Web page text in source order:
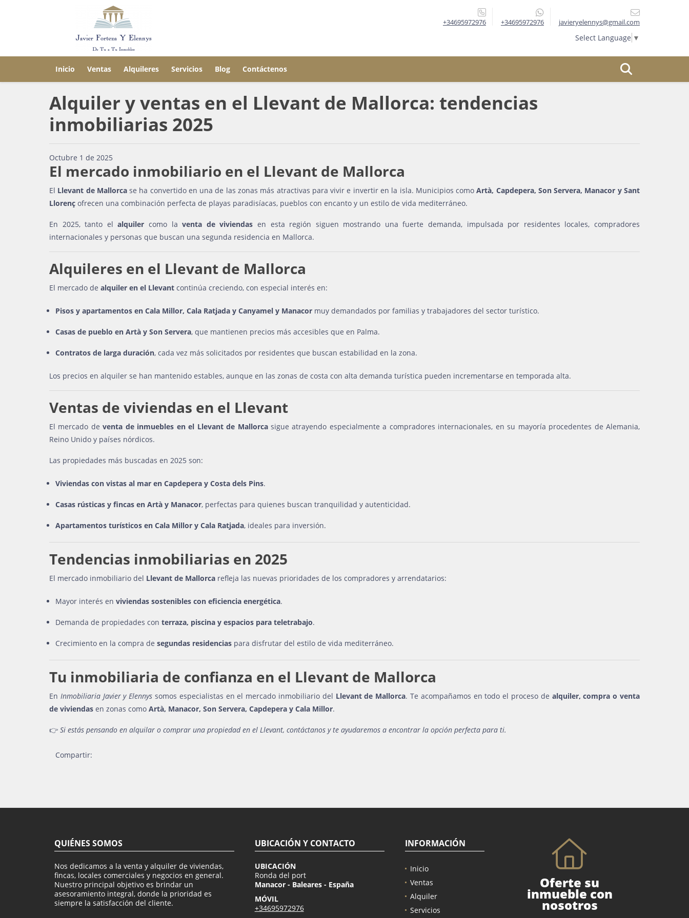
+34695972976 +34695972976 javieryelennys@gmail.com
Select Language ▼
Inicio Ventas Alquileres Servicios Blog Contáctenos
Alquiler y ventas en el Llevant de Mallorca: tendencias
inmobiliarias 2025
Octubre 1 de 2025
El mercado inmobiliario en el Llevant de Mallorca
El Llevant de Mallorcase ha convertido en una de las zonas más atractivas para vivir e invertir en la isla. Municipios comoArtà, Capdepera, Son Servera, Manacor y Sant
Llorenç ofrecen una combinación perfecta de playas paradisíacas, pueblos con encanto y un estilo de vida mediterráneo.
En 2025, tanto elalquiler como laventa de viviendas en esta región siguen mostrando una fuerte demanda, impulsada por residentes locales, compradores
internacionales y personas que buscan una segunda residencia en Mallorca.
Alquileres en el Llevant de Mallorca
El mercado de alquiler en el Llevant continúa creciendo, con especial interés en:
Pisos y apartamentos en Cala Millor, Cala Ratjada y Canyamel y Manacor muy demandados por familias y trabajadores del sector turístico.
Casas de pueblo en Artà y Son Servera, que mantienen precios más accesibles que en Palma.
Contratos de larga duración, cada vez más solicitados por residentes que buscan estabilidad en la zona.
Los precios en alquiler se han mantenido estables, aunque en las zonas de costa con alta demanda turística pueden incrementarse en temporada alta.
Ventas de viviendas en el Llevant
El mercado deventa de inmuebles en el Llevant de Mallorcasigue atrayendo especialmente a compradores internacionales, en su mayoría procedentes de Alemania,
Reino Unido y países nórdicos.
Las propiedades más buscadas en 2025 son:
Viviendas con vistas al mar en Capdepera y Costa dels Pins.
Casas rústicas y fincas en Artà y Manacor, perfectas para quienes buscan tranquilidad y autenticidad.
Apartamentos turísticos en Cala Millor y Cala Ratjada, ideales para inversión.
Tendencias inmobiliarias en 2025
El mercado inmobiliario del Llevant de Mallorca refleja las nuevas prioridades de los compradores y arrendatarios:
Mayor interés en viviendas sostenibles con eficiencia energética.
Demanda de propiedades con terraza, piscina y espacios para teletrabajo.
Crecimiento en la compra de segundas residencias para disfrutar del estilo de vida mediterráneo.
Tu inmobiliaria de confianza en el Llevant de Mallorca
En Inmobiliaria Javier y Elennys somos especialistas en el mercado inmobiliario del Llevant de Mallorca. Te acompañamos en todo el proceso de alquiler, compra o venta
de viviendas en zonas como Artà, Manacor, Son Servera, Capdepera y Cala Millor.
👉 Si estás pensando en alquilar o comprar una propiedad en el Llevant, contáctanos y te ayudaremos a encontrar la opción perfecta para ti.
Compartir:
QUIÉNES SOMOS
Nos dedicamos a la venta y alquiler de viviendas,
fincas, locales comerciales y negocios en general.
Nuestro principal objetivo es brindar un
asesoramiento integral, donde la prioridad es
siempre la satisfacción del cliente.
UBICACIÓN Y CONTACTO
UBICACIÓN
Ronda del port
Manacor - Baleares - España
MÓVIL
+34695972976
INFORMACIÓN
Inicio
Ventas
Alquiler
Servicios
Oferte su
inmueble con
nosotros